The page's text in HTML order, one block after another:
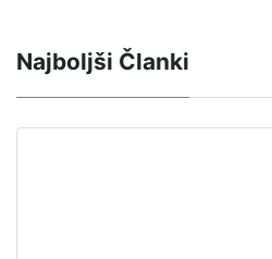
Najboljši Članki